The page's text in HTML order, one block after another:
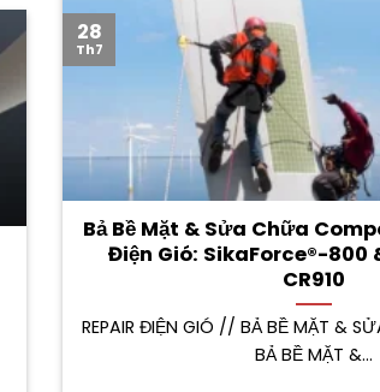
Bả Bề Mặt & Sửa Chữa
Điện Gió: SikaForce®-800
CR910
REPAIR ĐIỆN GIÓ // BẢ BỀ MẶT &
BẢ BỀ MẶT &...
28
Th7